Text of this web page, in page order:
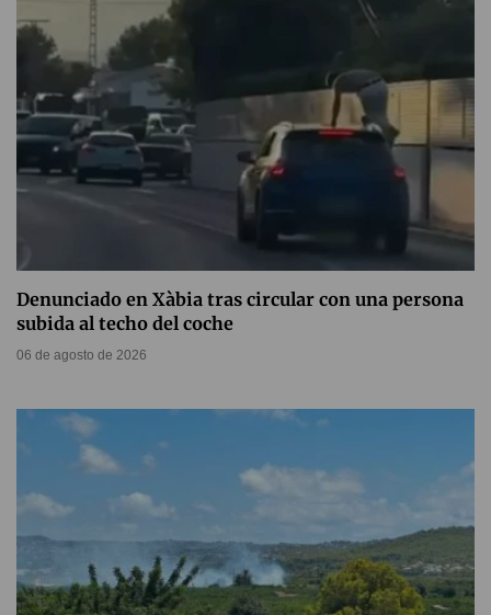
Denunciado en Xàbia tras circular con una persona
subida al techo del coche
06 de agosto de 2026